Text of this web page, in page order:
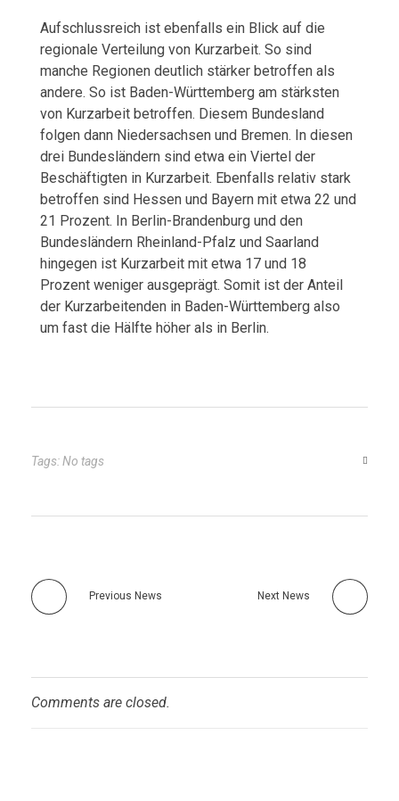
Aufschlussreich ist ebenfalls ein Blick auf die
regionale Verteilung von Kurzarbeit. So sind
manche Regionen deutlich stärker betroffen als
andere. So ist Baden-Württemberg am stärksten
von Kurzarbeit betroffen. Diesem Bundesland
folgen dann Niedersachsen und Bremen. In diesen
drei Bundesländern sind etwa ein Viertel der
Beschäftigten in Kurzarbeit. Ebenfalls relativ stark
betroffen sind Hessen und Bayern mit etwa 22 und
21 Prozent. In Berlin-Brandenburg und den
Bundesländern Rheinland-Pfalz und Saarland
hingegen ist Kurzarbeit mit etwa 17 und 18
Prozent weniger ausgeprägt. Somit ist der Anteil
der Kurzarbeitenden in Baden-Württemberg also
um fast die Hälfte höher als in Berlin.
Tags: No tags
Previous News Next News
Comments are closed.